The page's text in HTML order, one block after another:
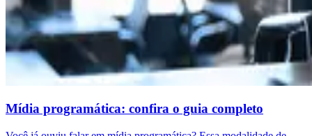
Mídia programática: confira o guia completo